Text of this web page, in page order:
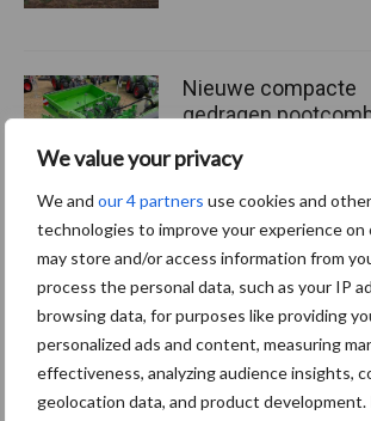
We value your privacy
We and our 4 partners use cookies and
technologies to improve your experience
may store and/or access information from
process the personal data, such as your IP
browsing data, for purposes like providing
personalized ads and content, measuring
effectiveness, analyzing audience insights,
geolocation data, and product
Nieuwe compacte
gedragen
Machines Duurzaamheid
Kunstmeststrooier